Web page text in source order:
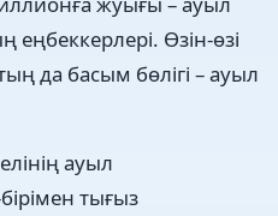
Өзін-өзі
да басым бөлігі – ауыл
ауыл
тығыз